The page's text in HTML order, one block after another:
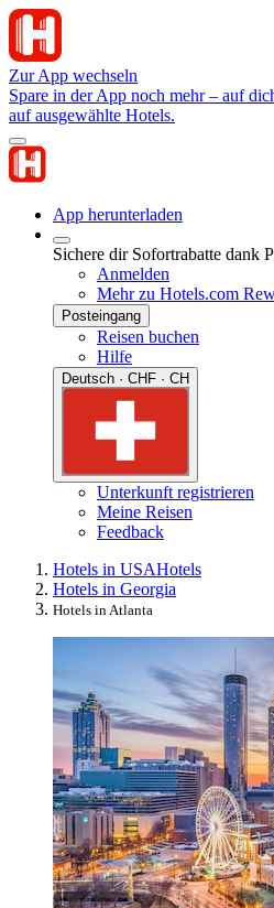
Zur App wechseln
Spare in der App noch mehr – auf
auf ausgewählte Hotels.
App herunterladen
Sichere dir Sofortrabatte dank
Anmelden
Mehr zu Hotels.com
Posteingang
Reisen buchen
Hilfe
Deutsch · CHF · CH
Unterkunft registrieren
Meine Reisen
Feedback
Hotels in USAHotels
Hotels in Georgia
Hotels in Atlanta